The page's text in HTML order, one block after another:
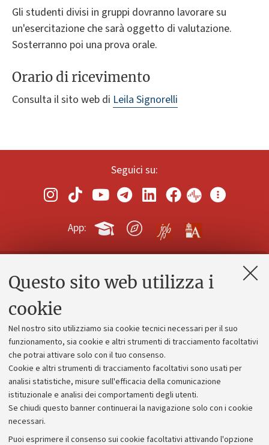
Questo sito web utilizza i
cookie
Nel nostro sito utilizziamo sia cookie tecnici necessari per il suo
funzionamento, sia cookie e altri strumenti di tracciamento facoltativi
che potrai attivare solo con il tuo consenso.
Cookie e altri strumenti di tracciamento facoltativi sono usati per
analisi statistiche, misure sull'efficacia della comunicazione
istituzionale e analisi dei comportamenti degli utenti.
Se chiudi questo banner continuerai la navigazione solo con i cookie
necessari.
Puoi esprimere il consenso sui cookie facoltativi attivando l'opzione
Gli studenti divisi in gruppi dovranno lavorare su
un'esercitazione che sarà oggetto di valutazione.
Sosterranno poi una prova orale.
Orario di ricevimento
Consulta il sito web di Leila Signorelli
Seguici su:
App:
Contatti e PEC
Alumni community
Piano strategico
Bilanci
Donazioni e 5x1000
Bandi, gare e concorsi